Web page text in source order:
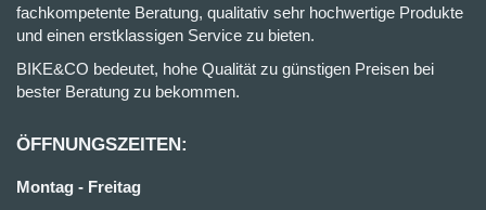
fachkompetente Beratung, qualitativ sehr hochwertige Produkte
und einen erstklassigen Service zu bieten.
BIKE&CO bedeutet, hohe Qualität zu günstigen Preisen bei
bester Beratung zu bekommen.
ÖFFNUNGSZEITEN:
Montag - Freitag